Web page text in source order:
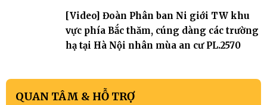
[Video] Đoàn Phân ban Ni giới TW khu
vực phía Bắc thăm, cúng dàng các trường
hạ tại Hà Nội nhân mùa an cư PL.2570
QUAN TÂM & HỖ TRỢ